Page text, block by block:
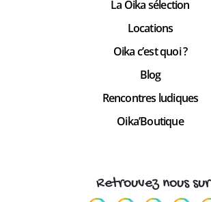
La Oika sélection
Locations
Oika c’est quoi ?
Blog
Rencontres ludiques
Oika’Boutique
Retrouvez nous sur